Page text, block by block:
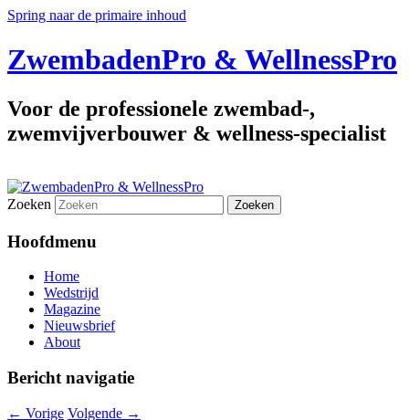
Spring naar de primaire inhoud
ZwembadenPro & WellnessPro
Voor de professionele zwembad-,
zwemvijverbouwer & wellness-specialist
Zoeken
Hoofdmenu
Home
Wedstrijd
Magazine
Nieuwsbrief
About
Bericht navigatie
← Vorige Volgende →